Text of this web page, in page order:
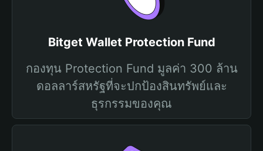
Bitget Wallet Protection Fund
กองทุน Protection Fund มูลค่า 300 ล้าน
ดอลลาร์สหรัฐที่จะปกป้องสินทรัพย์และ
ธุรกรรมของคุณ